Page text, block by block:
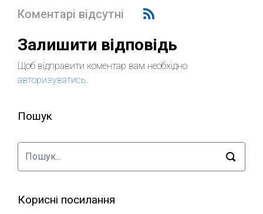
Коментарі відсутні
Залишити відповідь
Щоб відправити коментар вам необхідно
авторизуватись.
Пошук
Корисні посилання